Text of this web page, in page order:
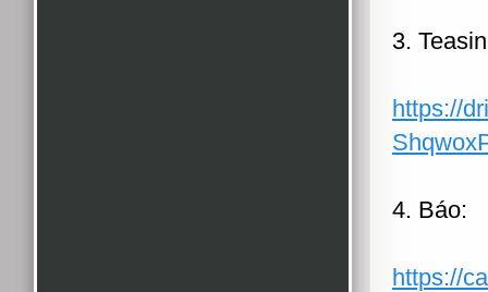
3.
https://
4. Báo:
https://